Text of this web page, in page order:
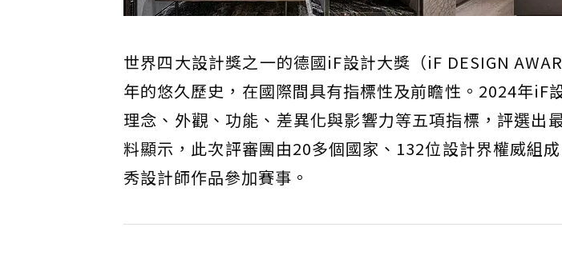
世界四大設計獎之一的德國iF設計大獎（iF DESIGN
年的悠久歷史，在國際間具有指標性及前瞻性。2024年iF
理念、外觀、功能、差異化與影響力等五項指標，評選出
料顯示，此次評審團由20多個國家、132位設計界權威組
秀設計師作品參加賽事。